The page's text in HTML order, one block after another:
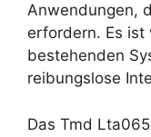
Anwendungen,
erfordern. Es
bestehenden
reibungslose
Das Tmd